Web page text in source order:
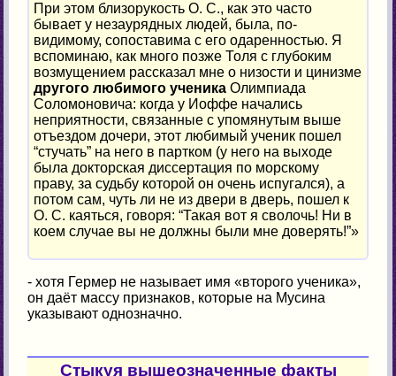
При этом близорукость О. С., как это часто
бывает у незаурядных людей, была, по-
видимому, сопоставима с его одаренностью. Я
вспоминаю, как много позже Толя с глубоким
возмущением рассказал мне о низости и цинизме
другого любимого ученика Олимпиада
Соломоновича: когда у Иоффе начались
неприятности, связанные с упомянутым выше
отъездом дочери, этот любимый ученик пошел
“стучать” на него в партком (у него на выходе
была докторская диссертация по морскому
праву, за судьбу которой он очень испугался), а
потом сам, чуть ли не из двери в дверь, пошел к
О. С. каяться, говоря: “Такая вот я сволочь! Ни в
коем случае вы не должны были мне доверять!”»
- хотя Гермер не называет имя «второго ученика»,
он даёт массу признаков, которые на Мусина
указывают однозначно.
Стыкуя вышеозначенные факты